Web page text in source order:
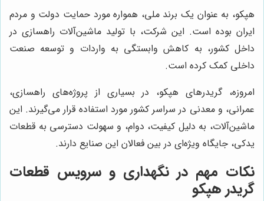
هپکو، به عنوان یک برند ملی، همواره مورد حمایت دولت و مردم
ایران بوده است. این شرکت، با تولید ماشین‌آلات راهسازی در
داخل کشور، به کاهش وابستگی به واردات و توسعه صنعت
داخلی کمک کرده است.
امروزه، گریدرهای هپکو، در بسیاری از پروژه‌های راهسازی،
عمرانی، و معدنی در سراسر کشور مورد استفاده قرار می‌گیرند. این
ماشین‌آلات، به دلیل کیفیت، دوام، و سهولت دسترسی به قطعات
یدکی، جایگاه ویژه‌ای در بین فعالان این صنایع دارند.
نکات مهم در نگهداری و سرویس قطعات
گریدر هپکو